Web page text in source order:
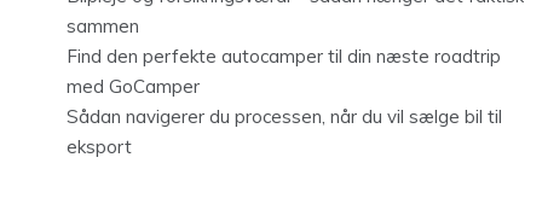
sammen
Find den perfekte autocamper til din næste roadtrip
med GoCamper
Sådan navigerer du processen, når du vil sælge bil til
eksport